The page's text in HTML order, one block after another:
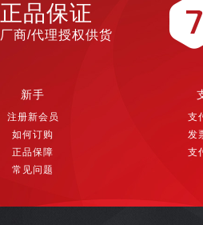
正品保证
厂商/代理授权供货
新手
注册新会员
如何订购
正品保障
常见问题
支
发
支